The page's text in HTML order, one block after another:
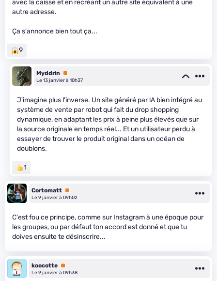
avec la caisse et en recréant un autre site équivalent à une
autre adresse.
Ça s'annonce bien tout ça...
9
Myddrin
Premium
Le 13 janvier à 10h37
J'imagine plus l'inverse. Un site généré par lA bien intégré au
système de vente par robot qui fait du drop shopping
dynamique, en adaptant les prix à peine plus élevés que sur
la source originale en temps réel... Et un utilisateur perdu à
essayer de trouver le produit original dans un océan de
doublons.
1
Cortomatt Premium
Le 9 janvier à 09h02
C'est fou ce principe, comme sur Instagram à une époque pour
les groupes, ou par défaut ton accord est donné et que tu
doives ensuite te désinscrire...
koocotte Premium
Le 9 janvier à 09h38